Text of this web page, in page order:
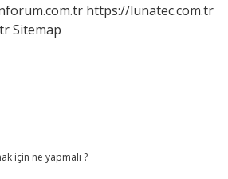
https://lunatec.com.tr
Sitemap
için ne yapmalı ?